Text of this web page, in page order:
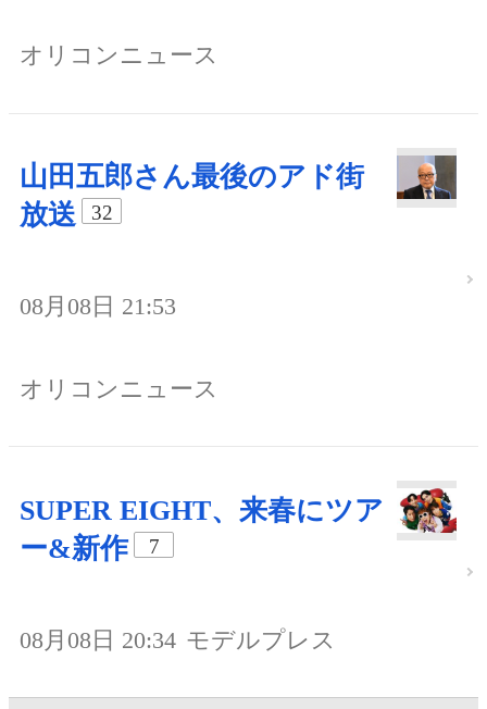
オリコンニュース
山田五郎さん最後のアド街
放送
32
08月08日 21:53
オリコンニュース
SUPER EIGHT、来春にツア
ー&新作
7
08月08日 20:34 モデルプレス